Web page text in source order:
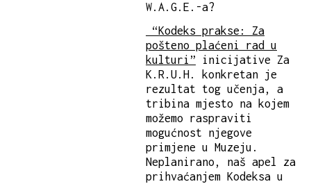
W.A.G.E.-a?
“Kodeks prakse: Za
pošteno plaćeni rad u
kulturi” inicijative Za
K.R.U.H. konkretan je
rezultat tog učenja, a
tribina mjesto na kojem
možemo raspraviti
mogućnost njegove
primjene u Muzeju.
Neplanirano, naš apel za
prihvaćanjem Kodeksa u